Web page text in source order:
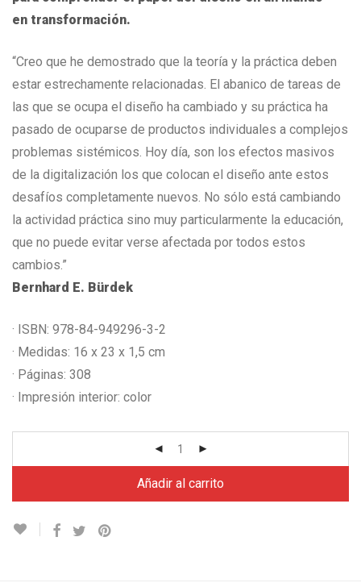
en transformación.
“Creo que he demostrado que la teoría y la práctica deben
estar estrechamente relacionadas. El abanico de tareas de
las que se ocupa el diseño ha cambiado y su práctica ha
pasado de ocuparse de productos individuales a complejos
problemas sistémicos. Hoy día, son los efectos masivos
de la digitalización los que colocan el diseño ante estos
desafíos completamente nuevos. No sólo está cambiando
la actividad práctica sino muy particularmente la educación,
que no puede evitar verse afectada por todos estos
cambios.”
Bernhard E. Bürdek
· ISBN: 978-84-949296-3-2
· Medidas: 16 x 23 x 1,5 cm
· Páginas: 308
· Impresión interior: color
Añadir al carrito